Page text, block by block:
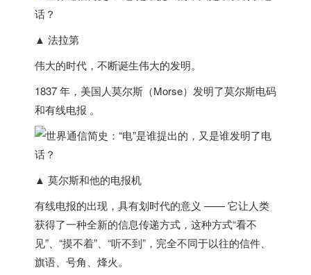
▲ 法拉第
伟大的时代，不断诞生伟大的发明。
1837 年， 美国人莫尔斯（Morse）发明了莫尔斯电码
和有线电报 。
▲ 莫尔斯和他的电报机
有线电报的出现，具有划时代的意义 —— 它让人类
获得了一种全新的信息传递方式，这种方式“看不
见”、“摸不着”、“听不到”，完全不同于以往的信件、
旗语、号角、烽火。